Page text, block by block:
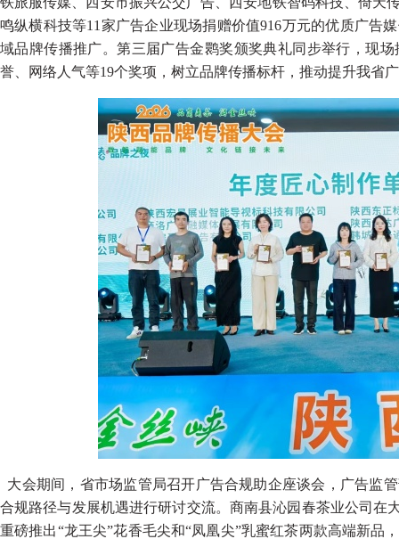
鸣纵横科技等11家广告企业现场捐赠价值916万元的优质广告
域品牌传播推广。第三届广告金鹮奖颁奖典礼同步举行，现
誉、网络人气等19个奖项，树立品牌传播标杆，推动提升我省
大会期间，省市场监管局召开广告合规助企座谈会，广告监
合规路径与发展机遇进行研讨交流。商南县沁园春茶业公司
重磅推出“龙王尖”花香毛尖和“凤凰尖”乳蜜红茶两款高端新品